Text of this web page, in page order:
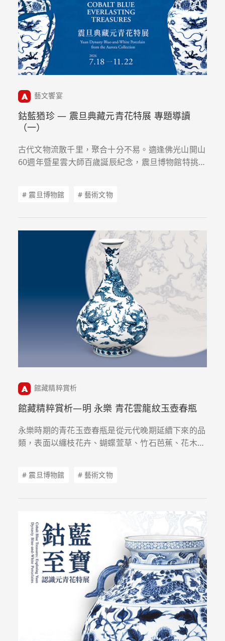
藝文饗宴
鈷藍猶珍 — 震旦典藏元青花特展 專題導讀
（一）
古代文物流散千里，聚合十分不易。適逢佛光山開山
60週年暨星雲大師百歲誕辰紀念，震旦博物館特挑選
元青花特展」，帶領大家欣賞十四世紀元代靑花的灼
# 震旦博物館 # 藝術文物
館藏精粹賞析
館藏精粹賞析—明 永樂 青花雲龍紋玉壺春瓶
永樂時期的青花玉壺春瓶是從元代晚期延續下來的品
類，表面以纏枝花卉、蝴蝶萱草、竹石芭蕉、花木禽
# 震旦博物館 # 藝術文物